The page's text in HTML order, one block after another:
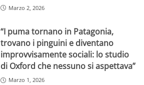
Marzo 2, 2026
“I puma tornano in Patagonia,
trovano i pinguini e diventano
improvvisamente sociali: lo studio
di Oxford che nessuno si aspettava”
Marzo 1, 2026